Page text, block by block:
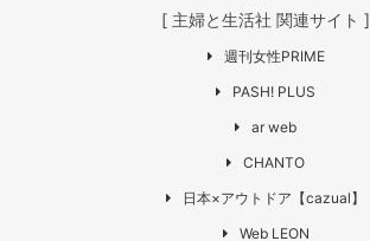
[ 主婦と生活社 関連サイト ]
週刊女性PRIME
PASH! PLUS
ar web
CHANTO
日本×アウトドア【cazual】
Web LEON